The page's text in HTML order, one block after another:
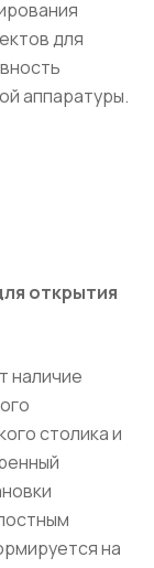
для
аппаратуры.
открытия
наличие
столика и
на